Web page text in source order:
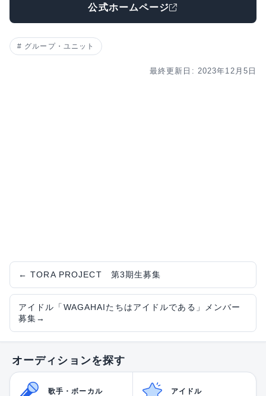
公式ホームページ
グループ・ユニット
最終更新日: 2023年12月5日
← TORA PROJECT 第3期生募集
アイドル「WAGAHAIたちはアイドルである」メンバー
募集→
オーディションを探す
歌手・ボーカル アイドル